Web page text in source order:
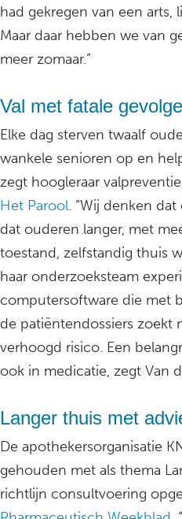
had gekregen van een arts,
Maar daar hebben we van
meer zomaar.”
Val met fatale
Elke dag sterven twaalf
wankele senioren op en
zegt hoogleraar
Het Parool. “Wij denken
dat ouderen langer, met
toestand, zelfstandig thuis
haar onderzoeksteam
computersoftware die met
de patiëntendossiers zoekt
verhoogd risico. Een
ook in medicatie, zegt Van
Langer thuis met
De apothekersorganisatie
gehouden met als thema
richtlijn consultvoering